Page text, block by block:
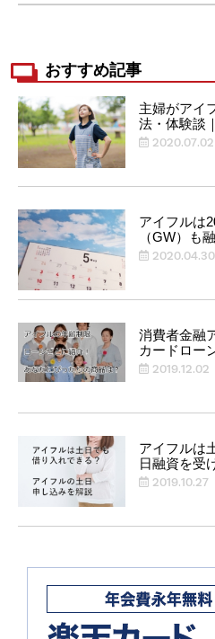
おすすめ記事
主婦がアイ
法・体験談
2020.07.02
アイフルは
（GW）も
2020.04.30
消費者金融
カードロー
2019.12.02
アイフルは
日融資を受
2019.10.27